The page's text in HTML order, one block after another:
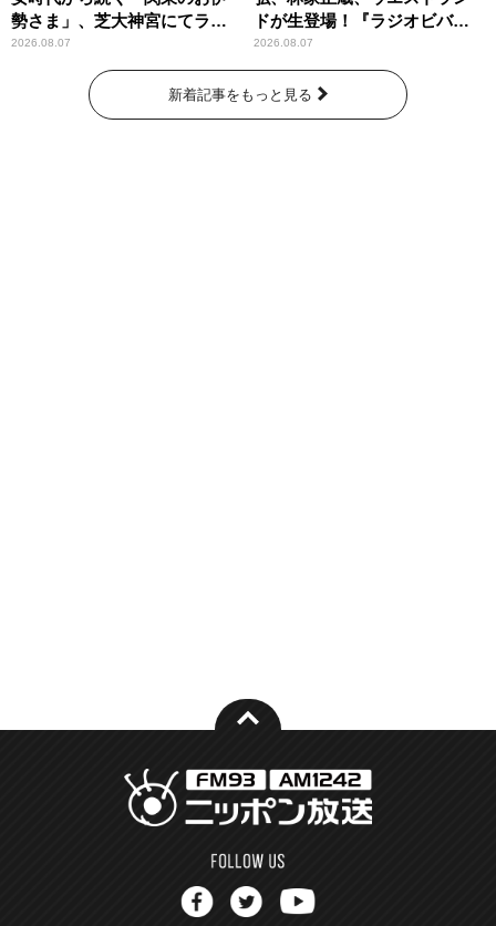
勢さま」、芝大神宮にてラン
パンプスが合格祈願！
2026.08.07
ドが生登場！『ラジオビバリ
ー昼ズ』
2026.08.07
新着記事をもっと見る